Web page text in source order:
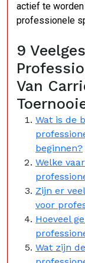
actief te
professionele
9
Van
Wat is de
beginnen?
Welke
Zijn er
voor
Hoeveel
Wat zijn